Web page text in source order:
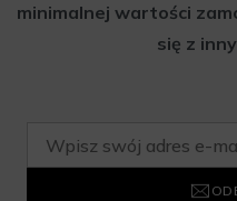
minimalnej wartości
się z